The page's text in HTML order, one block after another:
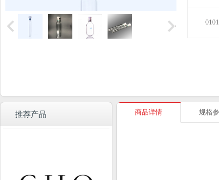
推荐产品 商品详情 规格